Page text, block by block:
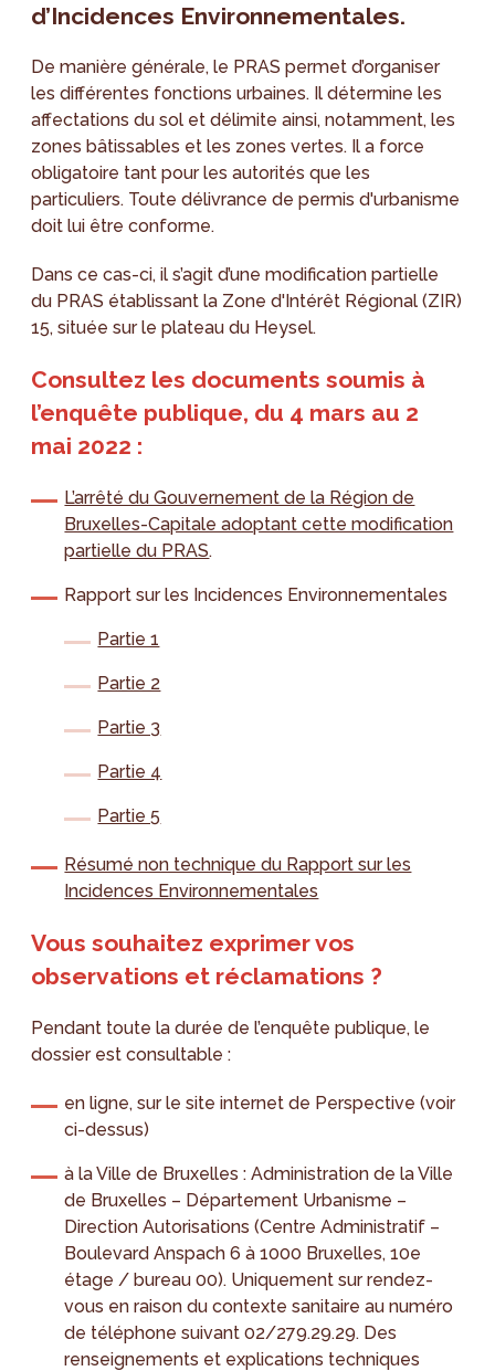
d’Incidences Environnementales.
De manière générale, le PRAS permet d’organiser
les différentes fonctions urbaines. Il détermine les
affectations du sol et délimite ainsi, notamment, les
zones bâtissables et les zones vertes. Il a force
obligatoire tant pour les autorités que les
particuliers. Toute délivrance de permis d'urbanisme
doit lui être conforme.
Dans ce cas-ci, il s’agit d’une modification partielle
du PRAS établissant la Zone d'Intérêt Régional (ZIR)
15, située sur le plateau du Heysel.
Consultez les documents soumis à
l’enquête publique, du 4 mars au 2
mai 2022 :
L’arrêté du Gouvernement de la Région de
Bruxelles-Capitale adoptant cette modification
partielle du PRAS.
Rapport sur les Incidences Environnementales
Partie 1
Partie 2
Partie 3
Partie 4
Partie 5
Résumé non technique du Rapport sur les
Incidences Environnementales
Vous souhaitez exprimer vos
observations et réclamations ?
Pendant toute la durée de l’enquête publique, le
dossier est consultable :
en ligne, sur le site internet de Perspective (voir
ci-dessus)
à la Ville de Bruxelles : Administration de la Ville
de Bruxelles – Département Urbanisme –
Direction Autorisations (Centre Administratif –
Boulevard Anspach 6 à 1000 Bruxelles, 10e
étage / bureau 00). Uniquement sur rendez-
vous en raison du contexte sanitaire au numéro
de téléphone suivant 02/279.29.29. Des
renseignements et explications techniques